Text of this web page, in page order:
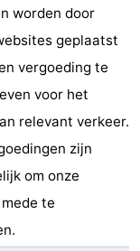
worden door
geplaatst
vergoeding te
voor het
relevant verkeer.
zijn
om onze
te